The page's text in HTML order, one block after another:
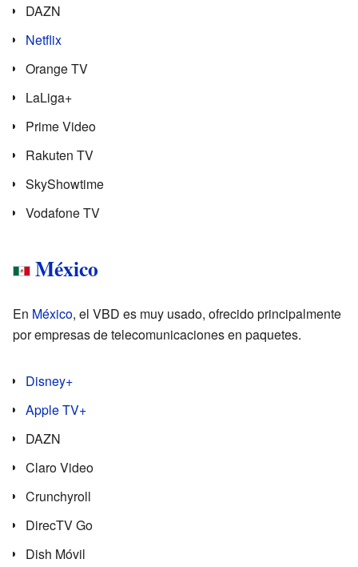
DAZN
Netflix
Orange TV
LaLiga+
Prime Video
Rakuten TV
SkyShowtime
Vodafone TV
México
En México, el VBD es muy usado, ofrecido principalmente
por empresas de telecomunicaciones en paquetes.
Disney+
Apple TV+
DAZN
Claro Video
Crunchyroll
DirecTV Go
Dish Móvil